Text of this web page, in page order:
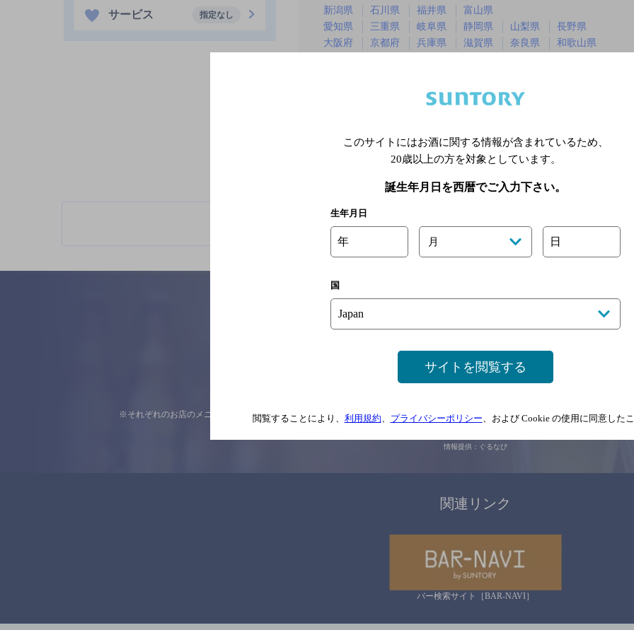
新潟県
石川県 福井県
富山県
愛知県
三重県 岐阜県 静岡県 山梨県
長野県
大阪府
京都府 兵庫県 滋賀県 奈良県
和歌山県
長崎県 熊本県 大分県
サービス 指定なし
関連ページ
ご意見・ご感想
※それぞれのお店のメニューや営業時間などの掲載情報については、 予告なしに変更されることがありますので、 念のためお店にご確
情報提供：ぐるなび
関連リンク
バー検索サイト［BAR-NAVI］
このサイトにはお酒に関する情報が含まれているため、
20歳以上の方を対象としています。
誕生年月日を西暦でご入力下さい。
生年月日
年 月 日
国
サイトを閲覧する
閲覧することにより、 利用規約 プライバシーポリシー 、および Cookie の使用に同意した